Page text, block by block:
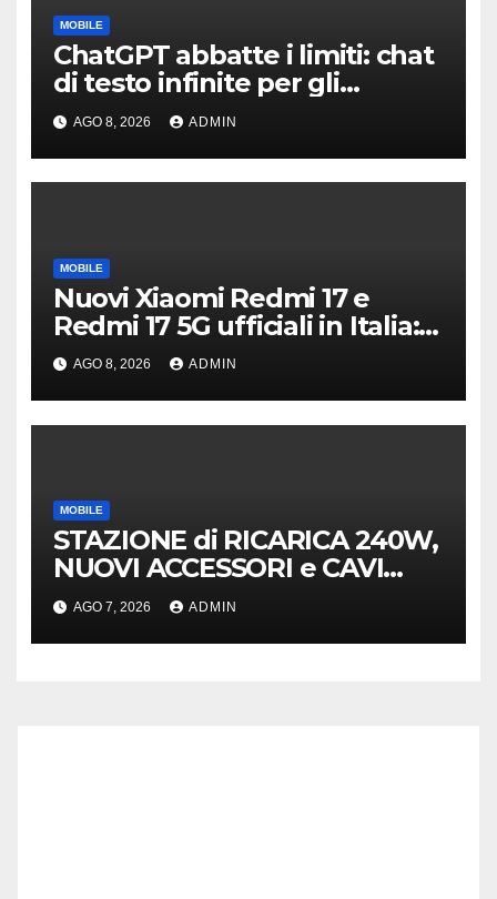
MOBILE
ChatGPT abbatte i limiti: chat
di testo infinite per gli
account gratis e intelligenza
potenziata
AGO 8, 2026 ADMIN
MOBILE
Nuovi Xiaomi Redmi 17 e
Redmi 17 5G ufficiali in Italia:
specifiche tecniche,
differenze e prezzi
AGO 8, 2026 ADMIN
MOBILE
STAZIONE di RICARICA 240W,
NUOVI ACCESSORI e CAVI
40Gb SBS
AGO 7, 2026 ADMIN